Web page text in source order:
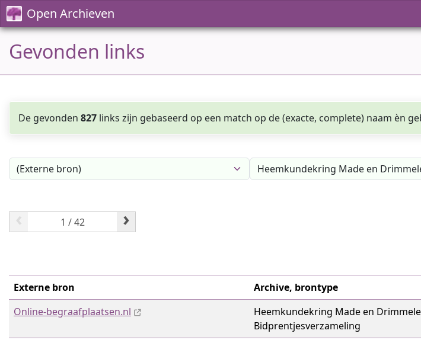
Open Archieven
Gevonden links
De gevonden 827 links zijn gebaseerd op een match op de (exacte, complete) naam èn
‹ ›
Externe bron Archive, brontype
Online-begraafplaatsen.nl
Heemkundekring Made en
Bidprentjes­verzameling